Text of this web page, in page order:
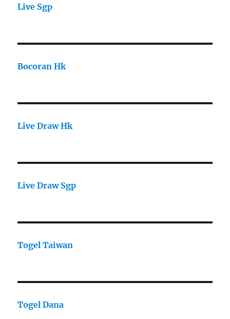
Live Sgp
Bocoran Hk
Live Draw Hk
Live Draw Sgp
Togel Taiwan
Togel Dana